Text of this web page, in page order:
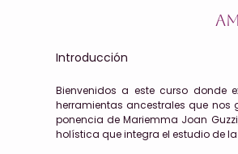
Introducción
Bienvenidos a este curso donde
herramientas ancestrales que
ponencia de Mariemma Joan
holística que integra el estudio de